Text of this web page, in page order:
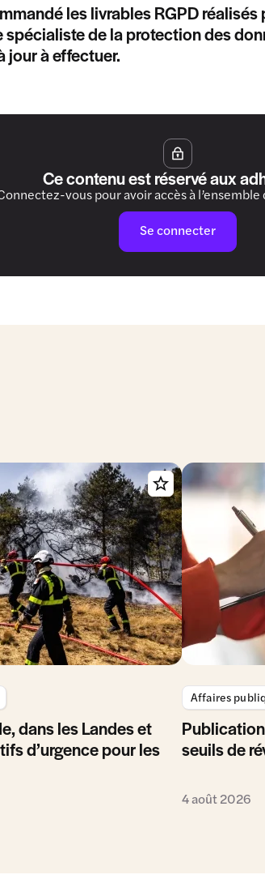
les livrables RGPD
de la protection des
jour à effectuer.
Ce contenu est réservé aux
vous pour avoir accès à
Se connecter
dans les Landes et
d’urgence pour les
Affaires
seuils de
4 août 2026